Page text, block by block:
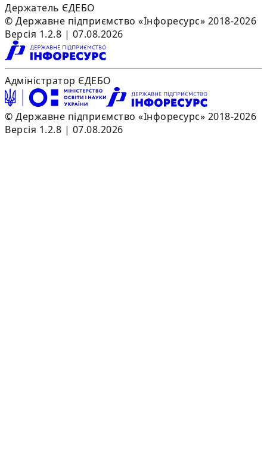
Держатель ЄДЕБО
© Державне підприємство «Інфоресурс» 2018-2026
Версія 1.2.8 | 07.08.2026
Адміністратор ЄДЕБО
© Державне підприємство «Інфоресурс» 2018-2026
Версія 1.2.8 | 07.08.2026